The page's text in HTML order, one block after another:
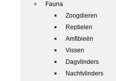
Fauna
Zoogdieren
Reptielen
Amfibieën
Vissen
Dagvlinders
Nachtvlinders